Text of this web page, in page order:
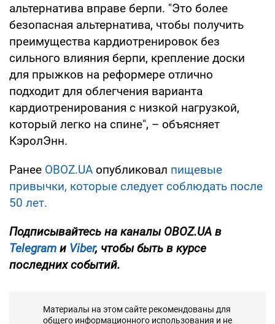
альтернатива вправе берпи. "Это более
безопасная альтернатива, чтобы получить
преимущества кардиотренировок без
сильного влияния берпи, крепление доски
для прыжков на реформере отлично
подходит для облегчения варианта
кардиотренирования с низкой нагрузкой,
который легко на спине", – объясняет
КэролЭнн.
Ранее OBOZ.UA опубликовал пищевые
привычки, которые следует соблюдать после
50 лет.
Подписывайтесь на каналы OBOZ.UA в
Telegram и Viber, чтобы быть в курсе
последних событий.
Материалы на этом сайте рекомендованы для
общего информационного использования и не